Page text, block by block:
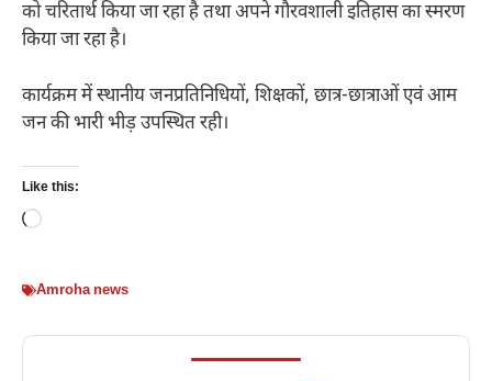
को चरितार्थ किया जा रहा है तथा अपने गौरवशाली इतिहास का स्मरण
किया जा रहा है।
कार्यक्रम में स्थानीय जनप्रतिनिधियों, शिक्षकों, छात्र-छात्राओं एवं आम
जन की भारी भीड़ उपस्थित रही।
Like this:
Loading…
Amroha news